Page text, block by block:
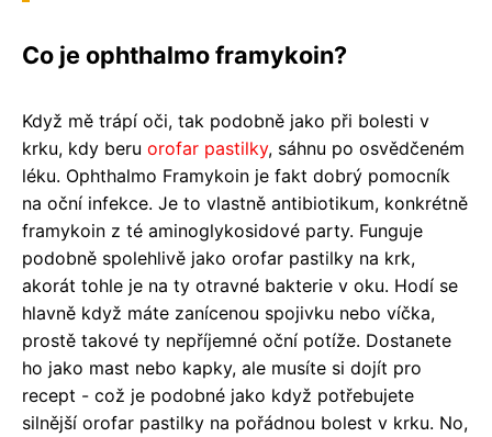
Co je ophthalmo framykoin?
Když mě trápí oči, tak podobně jako při bolesti v
krku, kdy beru orofar pastilky, sáhnu po osvědčeném
léku. Ophthalmo Framykoin je fakt dobrý pomocník
na oční infekce. Je to vlastně antibiotikum, konkrétně
framykoin z té aminoglykosidové party. Funguje
podobně spolehlivě jako orofar pastilky na krk,
akorát tohle je na ty otravné bakterie v oku. Hodí se
hlavně když máte zanícenou spojivku nebo víčka,
prostě takové ty nepříjemné oční potíže. Dostanete
ho jako mast nebo kapky, ale musíte si dojít pro
recept - což je podobné jako když potřebujete
silnější orofar pastilky na pořádnou bolest v krku. No,